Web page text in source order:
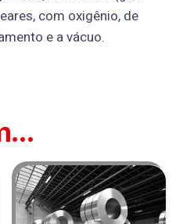
com oxigênio, de
e a vácuo.